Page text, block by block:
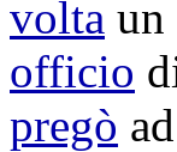
volta un
officio
pregò ad